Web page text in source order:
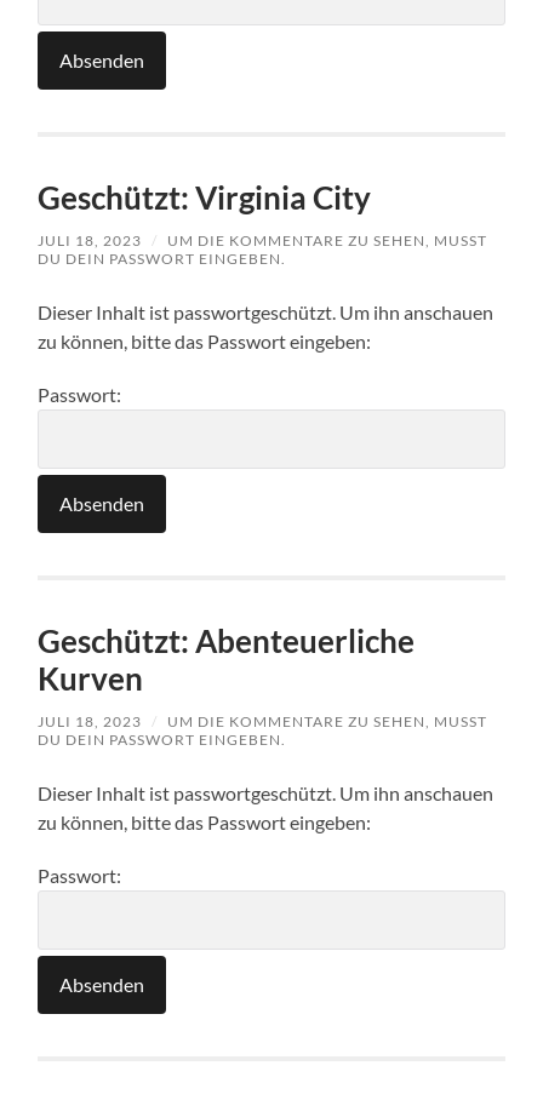
Geschützt: Virginia City
JULI 18, 2023 /
UM DIE KOMMENTARE ZU SEHEN, MUSST
DU DEIN PASSWORT EINGEBEN.
Dieser Inhalt ist passwortgeschützt. Um ihn anschauen
zu können, bitte das Passwort eingeben:
Passwort:
Geschützt: Abenteuerliche
Kurven
JULI 18, 2023 /
UM DIE KOMMENTARE ZU SEHEN, MUSST
DU DEIN PASSWORT EINGEBEN.
Dieser Inhalt ist passwortgeschützt. Um ihn anschauen
zu können, bitte das Passwort eingeben:
Passwort: